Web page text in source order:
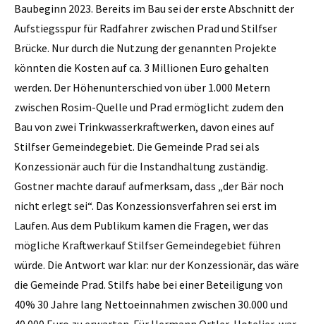
Baubeginn 2023. Bereits im Bau sei der erste Abschnitt der
Aufstiegsspur für Radfahrer zwischen Prad und Stilfser
Brücke. Nur durch die Nutzung der genannten Projekte
könnten die Kosten auf ca. 3 Millionen Euro gehalten
werden. Der Höhenunterschied von über 1.000 Metern
zwischen Rosim-Quelle und Prad ermöglicht zudem den
Bau von zwei Trinkwasserkraftwerken, davon eines auf
Stilfser Gemeindegebiet. Die Gemeinde Prad sei als
Konzessionär auch für die Instandhaltung zuständig.
Gostner machte darauf aufmerksam, dass „der Bär noch
nicht erlegt sei“. Das Konzessionsverfahren sei erst im
Laufen. Aus dem Publikum kamen die Fragen, wer das
mögliche Kraftwerkauf Stilfser Gemeindegebiet führen
würde. Die Antwort war klar: nur der Konzessionär, das wäre
die Gemeinde Prad. Stilfs habe bei einer Beteiligung von
40% 30 Jahre lang Nettoeinnahmen zwischen 30.000 und